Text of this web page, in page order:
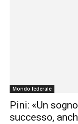
Mondo federale
Pini: «Un
successo,